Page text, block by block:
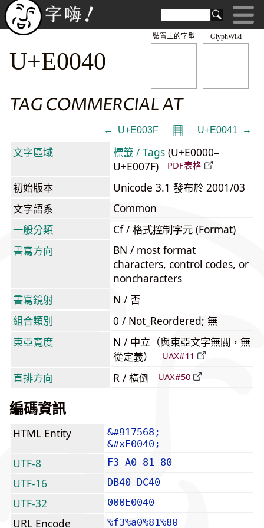
GlyphWiki
裝置上的字型
U+E0040
TAG COMMERCIAL AT
← 󠀿 U+E003F 𝄜 U+E0041 󠁁 →
文字區域 標籤 / Tags (U+E0000–
U+E007F)
PDF表格
初始版本
Unicode 3.1 發布於 2001/03
文字語系
Common
一般分類
Cf / 格式控制字元 (Format)
書寫方向
BN / most format
characters, control codes, or
noncharacters
書寫鏡射
N / 否
組合類別
0 / Not_Reordered; 無
東亞寬度
N / 中立（與東亞文字無關，無
從定義）
UAX#11
直排方向 R / 橫倒 UAX#50
編碼資訊
HTML Entity
&#917568;
&#xE0040;
UTF-8 F3 A0 81 80
UTF-16 DB40 DC40
UTF-32 000E0040
URL Encode %f3%a0%81%80